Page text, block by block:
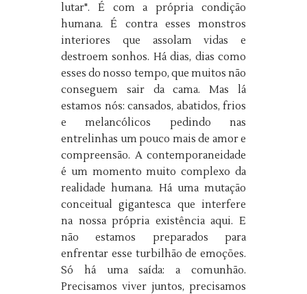
lutar". É com a própria condição
humana. É contra esses monstros
interiores que assolam vidas e
destroem sonhos. Há dias, dias como
esses do nosso tempo, que muitos não
conseguem sair da cama. Mas lá
estamos nós: cansados, abatidos, frios
e melancólicos pedindo nas
entrelinhas um pouco mais de amor e
compreensão. A contemporaneidade
é um momento muito complexo da
realidade humana. Há uma mutação
conceitual gigantesca que interfere
na nossa própria existência aqui. E
não estamos preparados para
enfrentar esse turbilhão de emoções.
Só há uma saída: a comunhão.
Precisamos viver juntos, precisamos